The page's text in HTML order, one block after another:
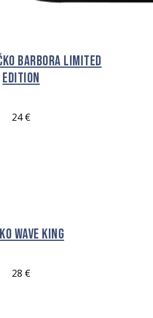
BARBORA Limited
Edition
24€
Wave King
28 €